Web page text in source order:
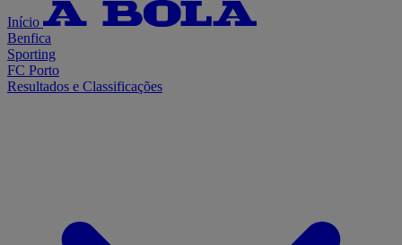
Início
Benfica
Sporting
FC Porto
Resultados e Classificações